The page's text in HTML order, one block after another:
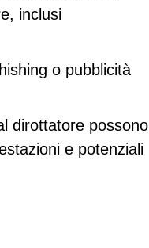
inclusi
o pubblicità
dirottatore possono
e potenziali